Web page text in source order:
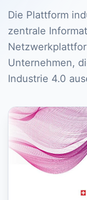
Die Plattform
zentrale
Unternehmen,
Industrie 4.0